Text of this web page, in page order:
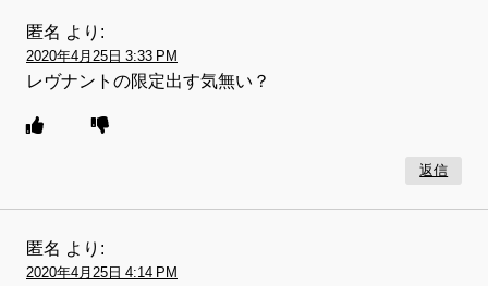
匿名 より:
2020年4月25日 3:33 PM
レヴナントの限定出す気無い？
返信
匿名 より:
2020年4月25日 4:14 PM